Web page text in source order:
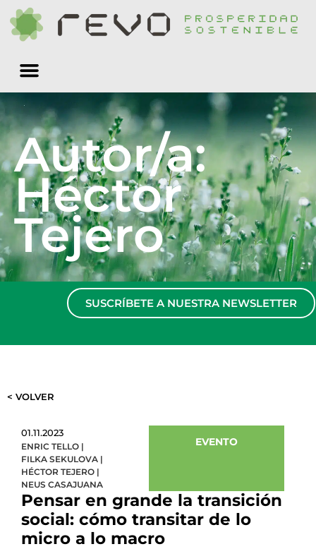
Autor/a:
Héctor
Tejero
SUSCRÍBETE A NUESTRA NEWSLETTER
< VOLVER
01.11.2023
ENRIC TELLO |
FILKA SEKULOVA |
HÉCTOR TEJERO |
NEUS CASAJUANA
EVENTO
Pensar en grande la transición
social: cómo transitar de lo
micro a lo macro